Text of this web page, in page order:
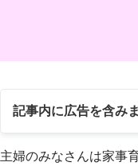
記事内に広告を含みま
主婦のみなさんは家事